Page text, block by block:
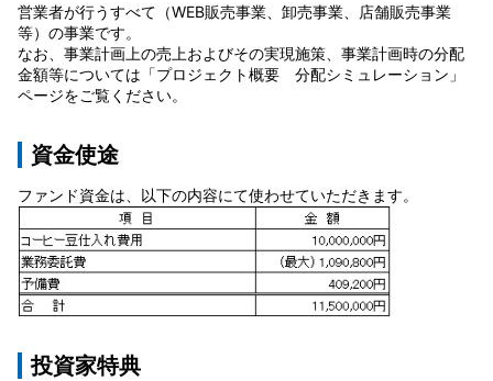
営業者が行うすべて（WEB販売事業、卸売事業、店舗販売事業
等）の事業です。
なお、事業計画上の売上およびその実現施策、事業計画時の分配
金額等については「プロジェクト概要 分配シミュレーション」
ページをご覧ください。
資金使途
ファンド資金は、以下の内容にて使わせていただきます。
投資家特典